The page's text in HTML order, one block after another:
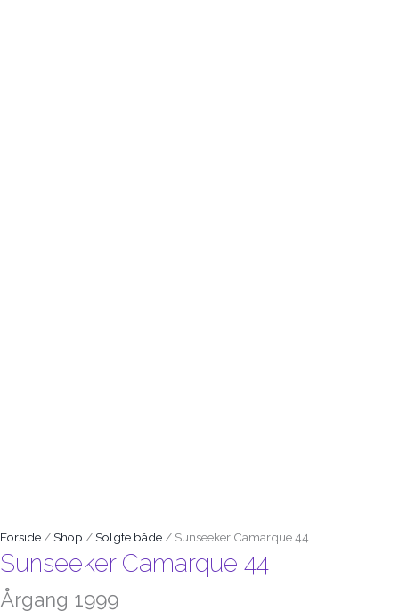
Forside /Shop /Solgte både / Sunseeker Camarque 44
Sunseeker Camarque 44
Årgang 1999